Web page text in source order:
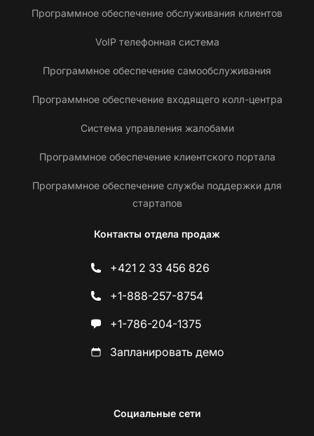
Программное обеспечение обслуживания клиентов
VoIP телефонная система
Программное обеспечение самообслуживания
Программное обеспечение входящего колл-центра
Система управления жалобами
Программное обеспечение клиентского портала
Программное обеспечение службы поддержки для
стартапов
Контакты отдела продаж
+421 2 33 456 826
+1-888-257-8754
+1-786-204-1375
Запланировать демо
Социальные сети